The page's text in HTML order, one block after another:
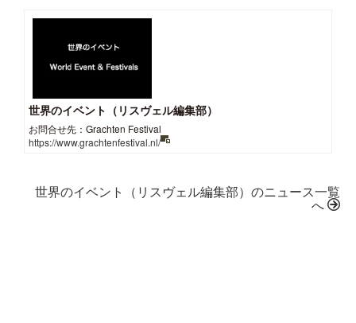
世界のイベント（リスヴェル編集部）
お問合せ先：Grachten Festival
https://www.grachtenfestival.nl/
世界のイベント（リスヴェル編集部）のニュース一覧
へ